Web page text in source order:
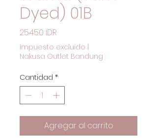
Dyed) 01B
25.450 IDR
Impuesto excluido
Nakusa Outlet Bandung
Cantidad *
Agregar al carrito